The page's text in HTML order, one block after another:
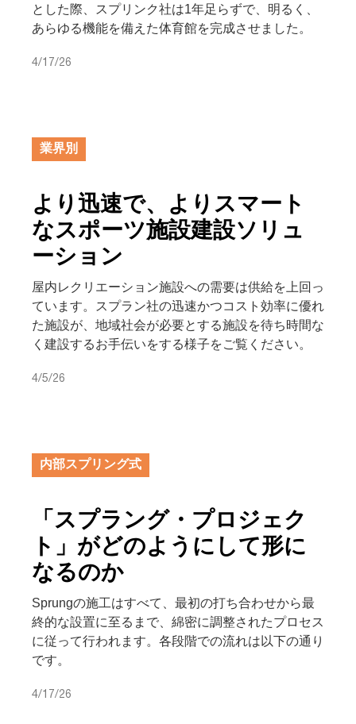
とした際、スプリンク社は1年足らずで、明るく、
あらゆる機能を備えた体育館を完成させました。
4/17/26
業界別
より迅速で、よりスマート
なスポーツ施設建設ソリュ
ーション
屋内レクリエーション施設への需要は供給を上回っ
ています。スプラン社の迅速かつコスト効率に優れ
た施設が、地域社会が必要とする施設を待ち時間な
く建設するお手伝いをする様子をご覧ください。
4/5/26
内部スプリング式
「スプラング・プロジェク
ト」がどのようにして形に
なるのか
Sprungの施工はすべて、最初の打ち合わせから最
終的な設置に至るまで、綿密に調整されたプロセス
に従って行われます。各段階での流れは以下の通り
です。
4/17/26